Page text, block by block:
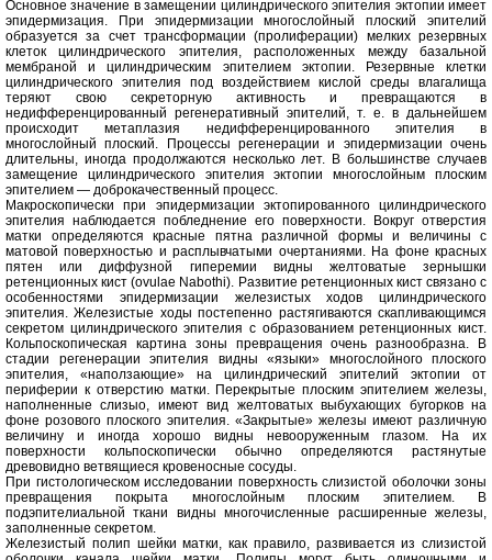
Основное значение в замещении цилиндрического эпителия эктопии имеет
эпидермизация. При эпидермизации многослойный плоский эпителий
образуется за счет трансформации (пролиферации) мелких резервных
клеток цилиндрического эпителия, расположенных между базальной
мембраной и цилиндрическим эпителием эктопии. Резервные клетки
цилиндрического эпителия под воздействием кислой среды влагалища
теряют свою секреторную активность и превращаются в
недифференцированный регенеративный эпителий, т. е. в дальнейшем
происходит метаплазия недифференцированного эпителия в
многослойный плоский. Процессы регенерации и эпидермизации очень
длительны, иногда продолжаются несколько лет. В большинстве случаев
замещение цилиндрического эпителия эктопии многослойным плоским
эпителием — доброкачественный процесс.
Макроскопически при эпидермизации эктопированного цилиндрического
эпителия наблюдается побледнение его поверхности. Вокруг отверстия
матки определяются красные пятна различной формы и величины с
матовой поверхностью и расплывчатыми очертаниями. На фоне красных
пятен или диффузной гиперемии видны желтоватые зернышки
ретенционных кист (ovulae Nabothi). Развитие ретенционных кист связано с
особенностями эпидермизации железистых ходов цилиндрического
эпителия. Железистые ходы постепенно растягиваются скапливающимся
секретом цилиндрического эпителия с образованием ретенционных кист.
Кольпоскопическая картина зоны превращения очень разнообразна. В
стадии регенерации эпителия видны «языки» многослойного плоского
эпителия, «наползающие» на цилиндрический эпителий эктопии от
периферии к отверстию матки. Перекрытые плоским эпителием железы,
наполненные слизыо, имеют вид желтоватых выбухающих бугорков на
фоне розового плоского эпителия. «Закрытые» железы имеют различную
величину и иногда хорошо видны невооруженным глазом. На их
поверхности кольпоскопически обычно определяются растянутые
древовидно ветвящиеся кровеносные сосуды.
При гистологическом исследовании поверхность слизистой оболочки зоны
превращения покрыта многослойным плоским эпителием. В
подэпителиальной ткани видны многочисленные расширенные железы,
заполненные секретом.
Железистый полип шейки матки, как правило, развивается из слизистой